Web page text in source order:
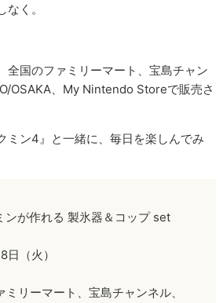
く。
全国のファミリーマート、宝島チャン
OSAKA、My Nintendo Storeで販売さ
ミン4』と一緒に、毎日を楽しんでみ
ンが作れる 製氷器＆コップ set
（火）
リーマート、宝島チャンネル、